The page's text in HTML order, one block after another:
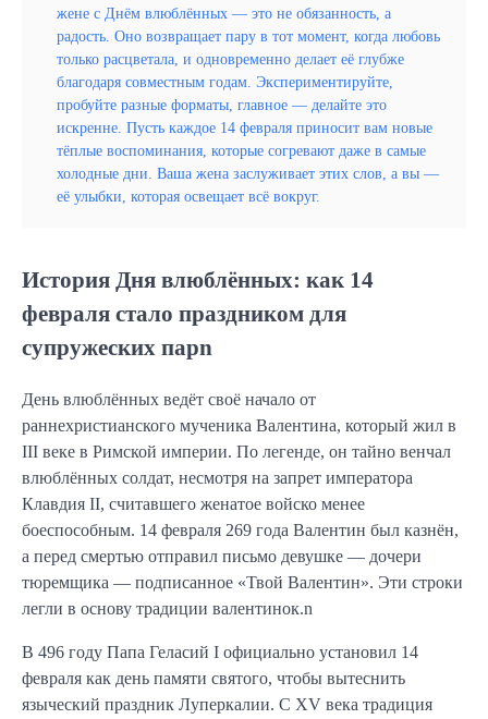
жене с Днём влюблённых — это не обязанность, а
радость. Оно возвращает пару в тот момент, когда любовь
только расцветала, и одновременно делает её глубже
благодаря совместным годам. Экспериментируйте,
пробуйте разные форматы, главное — делайте это
искренне. Пусть каждое 14 февраля приносит вам новые
тёплые воспоминания, которые согревают даже в самые
холодные дни. Ваша жена заслуживает этих слов, а вы —
её улыбки, которая освещает всё вокруг.
История Дня влюблённых: как 14
февраля стало праздником для
супружеских парn
День влюблённых ведёт своё начало от
раннехристианского мученика Валентина, который жил в
III веке в Римской империи. По легенде, он тайно венчал
влюблённых солдат, несмотря на запрет императора
Клавдия II, считавшего женатое войско менее
боеспособным. 14 февраля 269 года Валентин был казнён,
а перед смертью отправил письмо девушке — дочери
тюремщика — подписанное «Твой Валентин». Эти строки
легли в основу традиции валентинок.n
В 496 году Папа Геласий I официально установил 14
февраля как день памяти святого, чтобы вытеснить
языческий праздник Луперкалии. С XV века традиция